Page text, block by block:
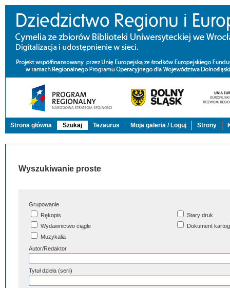
Strona główna Szukaj Tezaurus Moja galeria / Loguj Strony
Wyszukiwanie proste
Grupowanie
Rękopis
Stary druk
Wydawnictwo ciągłe
Dokument
Muzykalia
Autor/Redaktor
Tytuł dzieła (serii)